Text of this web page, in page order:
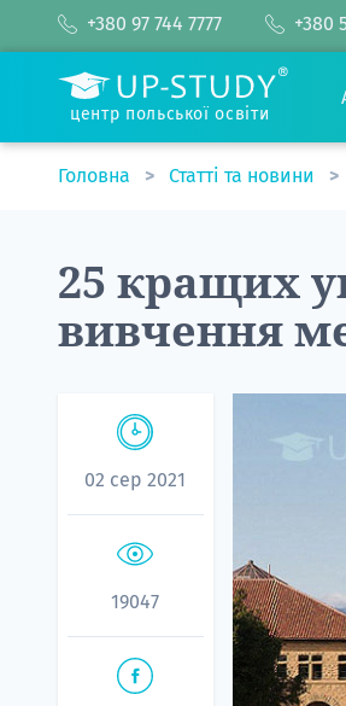
+380 97 744 7777 +380
центр польської освіти
Головна Статті та новини
25 кращих
вивчення
02 сер 2021
19047